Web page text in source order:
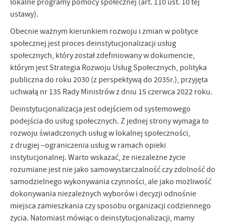
ustawy).
Obecnie ważnym kierunkiem rozwoju i zmian w polityce
społecznej jest proces deinstytucjonalizacji usług
społecznych, który został zdefiniowany w dokumencie,
którym jest Strategia Rozwoju Usług Społecznych, polityka
publiczna do roku 2030 (z perspektywą do 2035r.), przyjęta
uchwałą nr 135 Rady Ministrów z dniu 15 czerwca 2022 roku.
Deinstytucjonalizacja jest odejściem od systemowego
podejścia do usług społecznych. Z jednej strony wymaga to
rozwoju świadczonych usług w lokalnej społeczności,
z drugiej –ograniczenia usług w ramach opieki
instytucjonalnej. Warto wskazać, że niezależne życie
rozumiane jest nie jako samowystarczalność czy zdolność do
samodzielnego wykonywania czynności, ale jako możliwość
dokonywania niezależnych wyborów i decyzji odnośnie
miejsca zamieszkania czy sposobu organizacji codziennego
życia. Natomiast mówiąc o deinstytucjonalizacji, mamy